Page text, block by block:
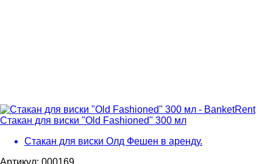
Стакан для виски "Old Fashioned" 300 мл
Стакан для виски Олд Фешен в аренду.
Артикул: 000169